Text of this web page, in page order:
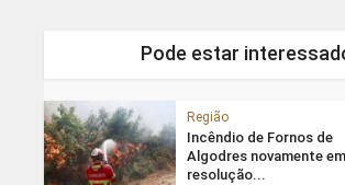
Pode estar
Região
Incêndio de Fornos de
Algodres novamente em
resolução...